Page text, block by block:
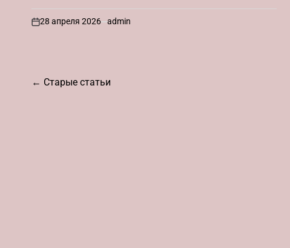
on
28 апреля 2026 admin
Навигация
← Старые статьи